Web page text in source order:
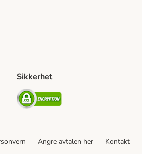
Sikkerhet
Security
Angre avtalen her Kontakt